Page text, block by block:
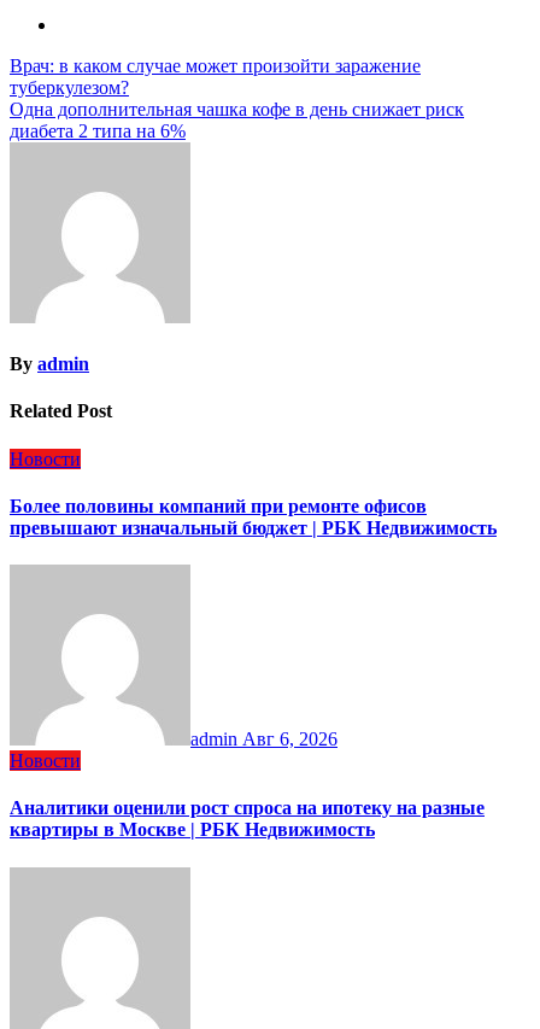
Навигация
по
записям
Врач: в каком случае может произойти заражение
туберкулезом?
Одна дополнительная чашка кофе в день снижает риск
диабета 2 типа на 6%
By admin
Related Post
Новости
Более половины компаний при ремонте офисов
превышают изначальный бюджет | РБК Недвижимость
admin Авг 6, 2026
Новости
Аналитики оценили рост спроса на ипотеку на разные
квартиры в Москве | РБК Недвижимость